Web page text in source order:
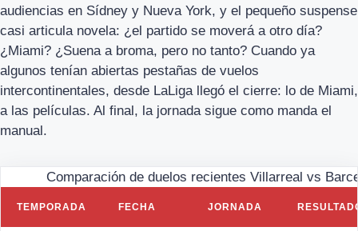
audiencias en Sídney y Nueva York, y el pequeño suspense
casi articula novela: ¿el partido se moverá a otro día?
¿Miami? ¿Suena a broma, pero no tanto? Cuando ya
algunos tenían abiertas pestañas de vuelos
intercontinentales, desde LaLiga llegó el cierre: lo de Miami,
a las películas. Al final, la jornada sigue como manda el
manual.
Comparación de duelos recientes Villarreal vs
TEMPORADA FECHA JORNADA